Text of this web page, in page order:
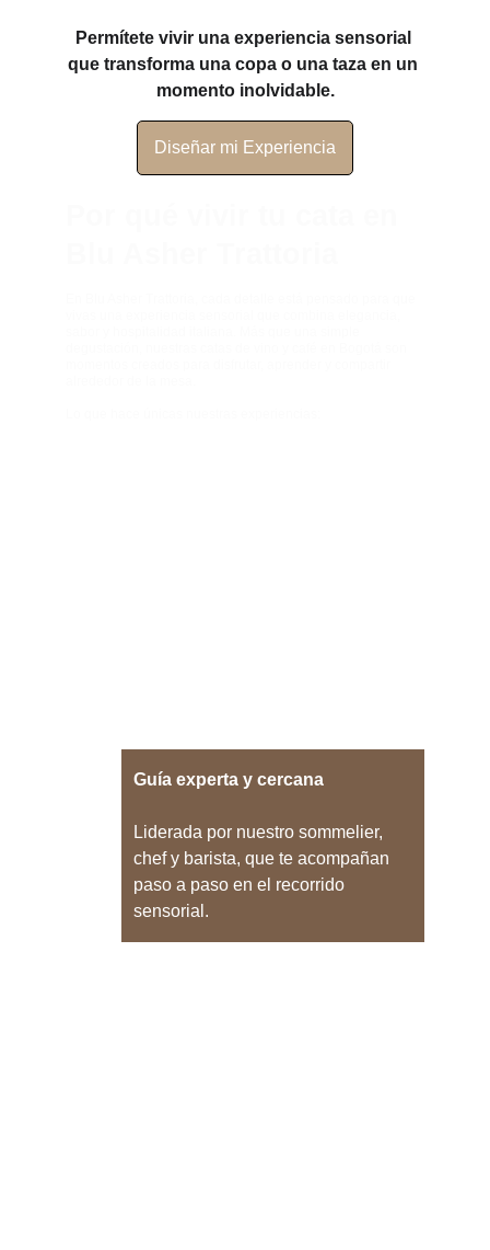
Diseñar mi Experiencia
Permítete vivir una experiencia sensorial
que transforma una copa o una taza en un
momento inolvidable.
Guía experta y cercana
Liderada por nuestro sommelier,
chef y barista, que te acompañan
paso a paso en el recorrido
sensorial.